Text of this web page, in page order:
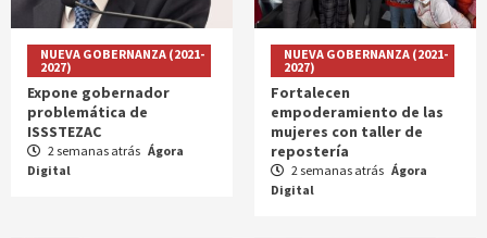
NUEVA GOBERNANZA (2021-
2027)
Expone gobernador
problemática de
ISSSTEZAC
2 semanas atrás Ágora
Digital
NUEVA GOBERNANZA (2021-
2027)
Fortalecen
empoderamiento de las
mujeres con taller de
repostería
2 semanas atrás Ágora
Digital